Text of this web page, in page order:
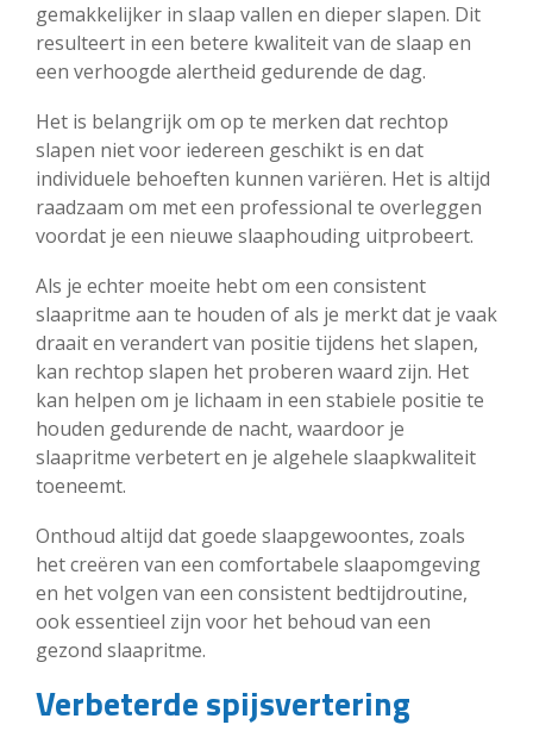
gemakkelijker in slaap vallen en dieper slapen. Dit
resulteert in een betere kwaliteit van de slaap en
een verhoogde alertheid gedurende de dag.
Het is belangrijk om op te merken dat rechtop
slapen niet voor iedereen geschikt is en dat
individuele behoeften kunnen variëren. Het is altijd
raadzaam om met een professional te overleggen
voordat je een nieuwe slaaphouding uitprobeert.
Als je echter moeite hebt om een consistent
slaapritme aan te houden of als je merkt dat je vaak
draait en verandert van positie tijdens het slapen,
kan rechtop slapen het proberen waard zijn. Het
kan helpen om je lichaam in een stabiele positie te
houden gedurende de nacht, waardoor je
slaapritme verbetert en je algehele slaapkwaliteit
toeneemt.
Onthoud altijd dat goede slaapgewoontes, zoals
het creëren van een comfortabele slaapomgeving
en het volgen van een consistent bedtijdroutine,
ook essentieel zijn voor het behoud van een
gezond slaapritme.
Verbeterde spijsvertering